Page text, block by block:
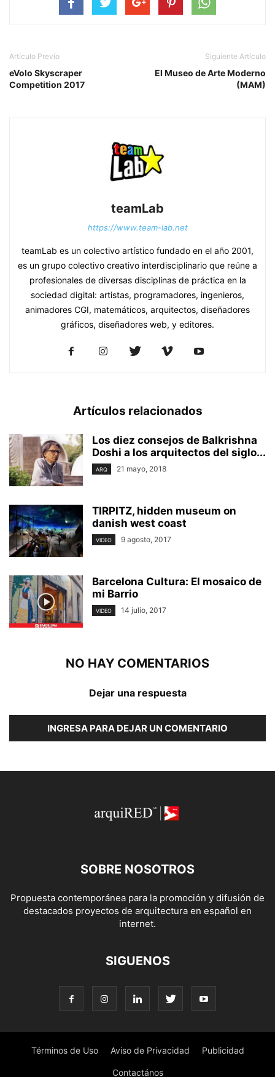
Artículo Previo
eVolo Skyscraper
Competition 2017
Siguiente Artículo
El Museo de Arte Moderno
(MAM)
teamLab
https://www.team-lab.net
teamLab es un colectivo artístico fundado en el año 2001,
es un grupo colectivo creativo interdisciplinario que reúne a
profesionales de diversas disciplinas de práctica en la
sociedad digital: artistas, programadores, ingenieros,
animadores CGI, matemáticos, arquitectos, diseñadores
gráficos, diseñadores web, y editores.
Artículos relacionados
Los diez consejos de Balkrishna
Doshi a los arquitectos del siglo...
ARQ 21 mayo, 2018
TIRPITZ, hidden museum on
danish west coast
VIDEO 9 agosto, 2017
Barcelona Cultura: El mosaico de
mi Barrio
VIDEO 14 julio, 2017
NO HAY COMENTARIOS
Dejar una respuesta
INGRESA PARA DEJAR UN COMENTARIO
SOBRE NOSOTROS
Propuesta contemporánea para la promoción y difusión de
destacados proyectos de arquitectura en español en
internet.
SIGUENOS
Términos de Uso Aviso de Privacidad Publicidad
Contactános